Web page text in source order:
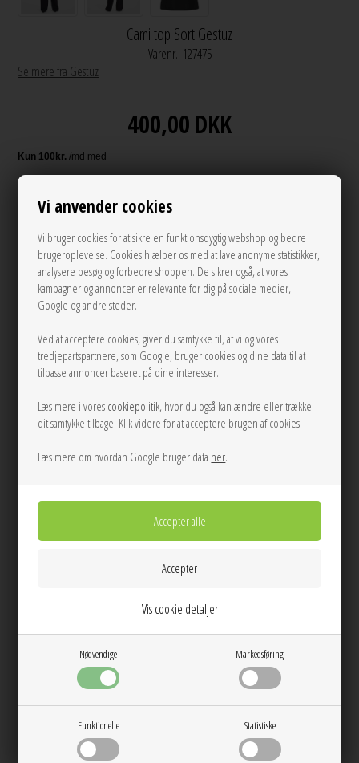
Vi anvender cookies
Vi bruger cookies for at sikre en funktionsdygtig webshop og bedre
brugeroplevelse. Cookies hjælper os med at lave anonyme statistikker,
analysere besøg og forbedre shoppen. De sikrer også, at vores
kampagner og annoncer er relevante for dig på sociale medier,
Google og andre steder.
Ved at acceptere cookies, giver du samtykke til, at vi og vores
tredjepartspartnere, som Google, bruger cookies og dine data til at
tilpasse annoncer baseret på dine interesser.
Læs mere i vores cookiepolitik, hvor du også kan ændre eller trække
dit samtykke tilbage. Klik videre for at acceptere brugen af cookies.
Læs mere om hvordan Google bruger data her.
Nødvendige Markedsføring
Funktionelle Statistiske
Vis cookie detaljer
Cami top Sort Gestuz
Varenr.: 127475
Se mere fra Gestuz
400,00DKK
Andre varianter
S M L
LÆG I KURVEN
kommer med aftagelige bh-indlæg. Toppen har et lige snit over skuldrene
og går ned til hofterne. Den er lavet i et blødt og strækbart stof, der giver
Spørg til varen
Kvalitet: 80% Polyamid, 20% Elasten
Vaskeanvisninger: Skånevask 30 grader